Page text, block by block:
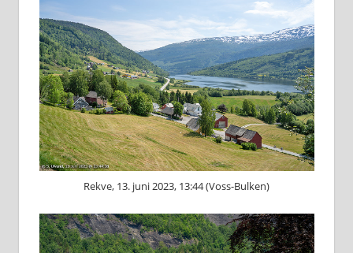
Rekve, 13. juni 2023, 13:44 (Voss-Bulken)